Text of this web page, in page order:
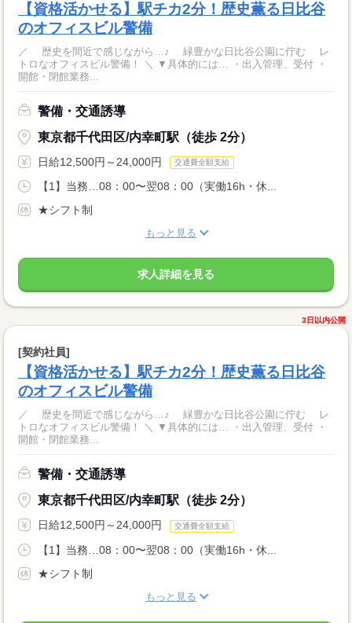
【資格活かせる】駅チカ2分！歴史薫る日比谷
のオフィスビル警備
／ 歴史を間近で感じながら…♪ 緑豊かな日比谷公園に佇む レ
トロなオフィスビル警備！ ＼ ▼具体的には… ・出入管理、受付 ・
開館・閉館業務...
警備・交通誘導
東京都千代田区/内幸町駅（徒歩 2分）
日給12,500円～24,000円 交通費全額支給
【1】当務…08：00〜翌08：00（実働16h・休...
★シフト制
もっと見る
求人詳細を見る
3日以内公開
[契約社員]
【資格活かせる】駅チカ2分！歴史薫る日比谷
のオフィスビル警備
／ 歴史を間近で感じながら…♪ 緑豊かな日比谷公園に佇む レ
トロなオフィスビル警備！ ＼ ▼具体的には… ・出入管理、受付 ・
開館・閉館業務...
警備・交通誘導
東京都千代田区/内幸町駅（徒歩 2分）
日給12,500円～24,000円 交通費全額支給
【1】当務…08：00〜翌08：00（実働16h・休...
★シフト制
もっと見る